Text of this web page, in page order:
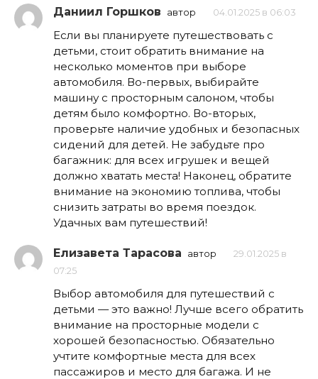
Даниил Горшков автор 04.01.2025 в 06:03
Если вы планируете путешествовать с
детьми, стоит обратить внимание на
несколько моментов при выборе
автомобиля. Во-первых, выбирайте
машину с просторным салоном, чтобы
детям было комфортно. Во-вторых,
проверьте наличие удобных и безопасных
сидений для детей. Не забудьте про
багажник: для всех игрушек и вещей
должно хватать места! Наконец, обратите
внимание на экономию топлива, чтобы
снизить затраты во время поездок.
Удачных вам путешествий!
Елизавета Тарасова автор
29.01.2025 в
07:25
Выбор автомобиля для путешествий с
детьми — это важно! Лучше всего обратить
внимание на просторные модели с
хорошей безопасностью. Обязательно
учтите комфортные места для всех
пассажиров и место для багажа. И не